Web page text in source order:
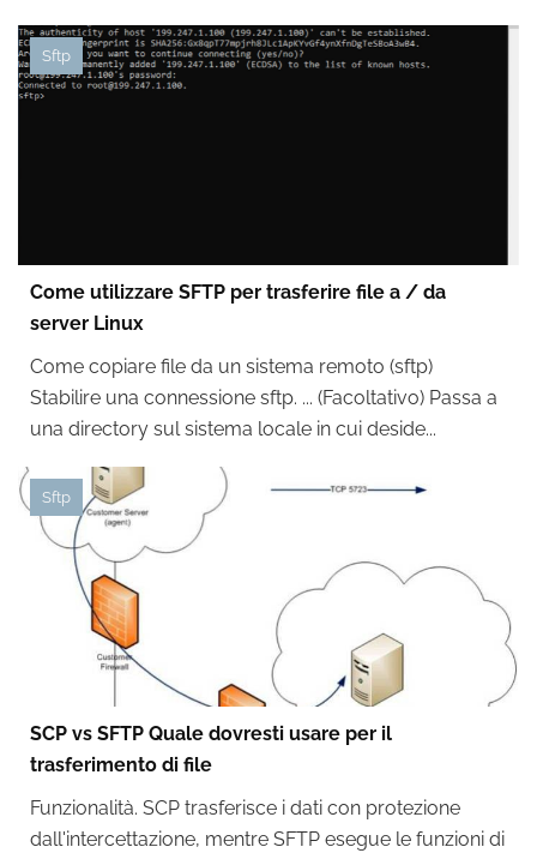
Sftp
Come utilizzare SFTP per trasferire file a / da
server Linux
Come copiare file da un sistema remoto (sftp)
Stabilire una connessione sftp. ... (Facoltativo) Passa a
una directory sul sistema locale in cui deside...
Sftp
SCP vs SFTP Quale dovresti usare per il
trasferimento di file
Funzionalità. SCP trasferisce i dati con protezione
dall'intercettazione, mentre SFTP esegue le funzioni di